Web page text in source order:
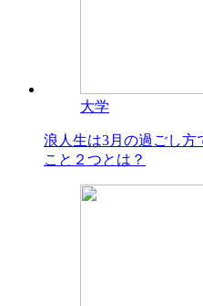
大学
浪人生は3月の過ごし方
こと２つとは？